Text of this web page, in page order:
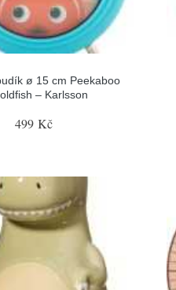
ø 15 cm Peekaboo
– Karlsson
499 Kč